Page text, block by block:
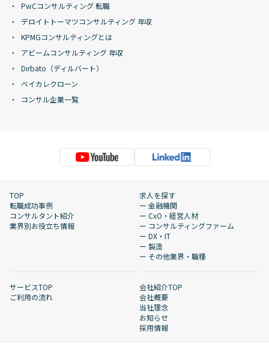
PwCコンサルティング 転職
デロイトトーマツコンサルティング 年収
KPMGコンサルティングとは
アビームコンサルティング 年収
Dirbato（ディルバート）
ベイカレクローン
コンサル企業一覧
TOP
転職成功事例
コンサルタント紹介
業界別お役立ち情報
求人を探す
ー 金融機関
ー CxO・経営人材
ー コンサルティングファーム
ー DX・IT
ー 製造
ー その他業界・職種
サービスTOP
ご利用の流れ
会社紹介TOP
会社概要
当社理念
お知らせ
採用情報